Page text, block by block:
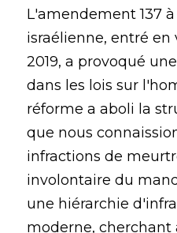
L'amendement 137
israélienne, entré
2019, a provoqué
dans les lois sur
réforme a aboli la
que nous
infractions de
involontaire du
une hiérarchie
moderne, cherchant